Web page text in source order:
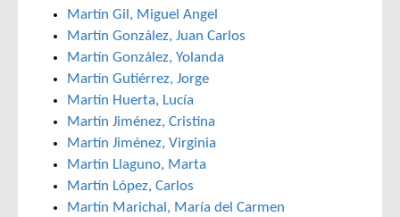
Martín Gil, Miguel Angel
Martín González, Juan Carlos
Martín González, Yolanda
Martín Gutiérrez, Jorge
Martín Huerta, Lucía
Martín Jiménez, Cristina
Martín Jiménez, Virginia
Martín Llaguno, Marta
Martín López, Carlos
Martín Marichal, María del Carmen